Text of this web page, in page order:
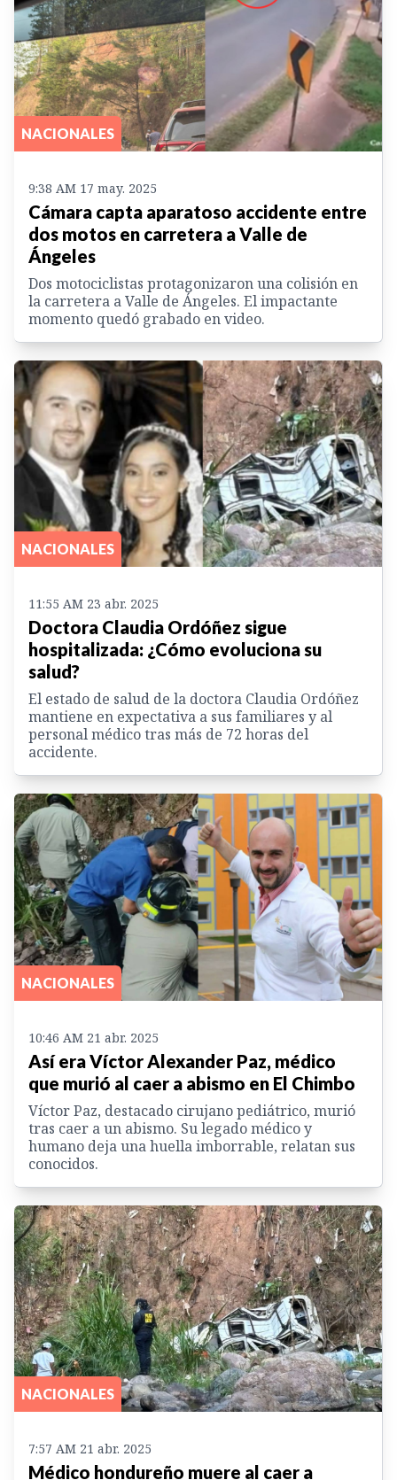
NACIONALES
9:38 AM 17 may. 2025
Cámara capta aparatoso accidente entre
dos motos en carretera a Valle de
Ángeles
Dos motociclistas protagonizaron una colisión en
la carretera a Valle de Ángeles. El impactante
momento quedó grabado en video.
NACIONALES
11:55 AM 23 abr. 2025
Doctora Claudia Ordóñez sigue
hospitalizada: ¿Cómo evoluciona su
salud?
El estado de salud de la doctora Claudia Ordóñez
mantiene en expectativa a sus familiares y al
personal médico tras más de 72 horas del
accidente.
NACIONALES
10:46 AM 21 abr. 2025
Así era Víctor Alexander Paz, médico
que murió al caer a abismo en El Chimbo
Víctor Paz, destacado cirujano pediátrico, murió
tras caer a un abismo. Su legado médico y
humano deja una huella imborrable, relatan sus
conocidos.
NACIONALES
7:57 AM 21 abr. 2025
Médico hondureño muere al caer a